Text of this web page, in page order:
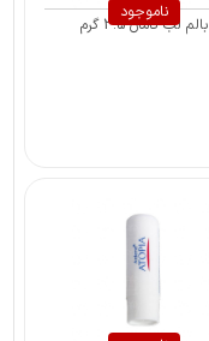
ناموجود
بالم لب کامان 3.5 گرم